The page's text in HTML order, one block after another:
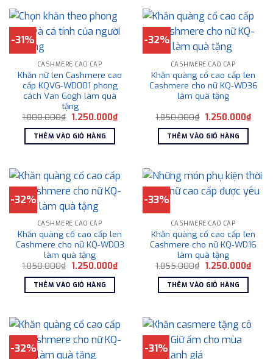
-31%
CASHMERE CAO CẤP
Khăn nữ len Cashmere cao
cấp KQVG-WD001 phong
cách Van Gogh làm quà
tặng
1.800.000₫ Giá
là:
1.800.000₫.
1.250.000₫Giá
hiện
1.250.000₫.
THÊM VÀO GIỎ HÀNG
-32%
CASHMERE CAO CẤP
Khăn quàng cổ cao cấp len
Cashmere cho nữ KQ-WD36
làm quà tặng
1.850.000₫ Giá
là:
1.850.000₫.
1.250.000₫Giá
hiện
THÊM VÀO GIỎ HÀNG
-32%
CASHMERE CAO CẤP
Khăn quàng cổ cao cấp len
Cashmere cho nữ KQ-WD03
làm quà tặng
1.850.000₫ Giá
là:
1.850.000₫.
1.250.000₫Giá
hiện
1.250.000₫.
THÊM VÀO GIỎ HÀNG
-33%
CASHMERE CAO CẤP
Khăn quàng cổ cao cấp len
Cashmere cho nữ KQ-WD16
làm quà tặng
1.855.000₫ Giá
là:
1.855.000₫.
1.250.000₫Giá
hiện
THÊM VÀO GIỎ HÀNG
-32% -31%